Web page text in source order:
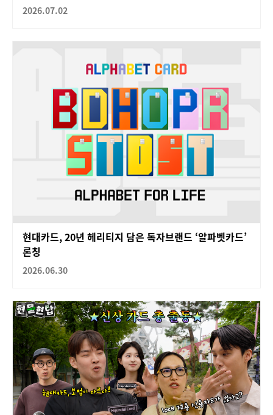
2026.07.02
현대카드, 20년 헤리티지 담은 독자브랜드 ‘알파벳카드’
론칭
2026.06.30